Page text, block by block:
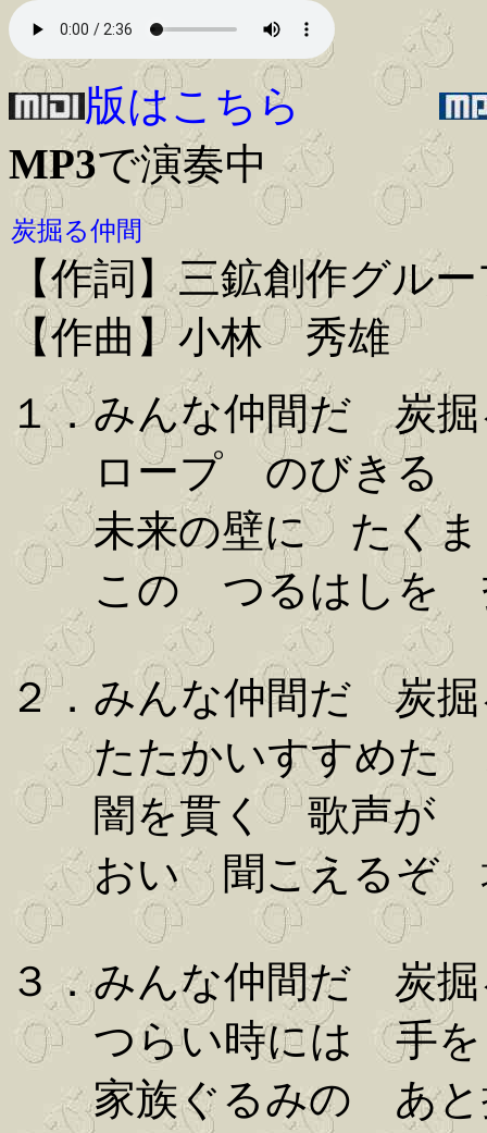
版はこちら
MP3で演奏中
炭掘る仲間
【作詞】三鉱創作グル
【作曲】小林 秀雄
１．みんな仲間だ 炭掘
ロープ のびきる
未来の壁に たくま
この つるはしを
２．みんな仲間だ 炭掘
たたかいすすめた
闇を貫く 歌声が
おい 聞こえるぞ
３．みんな仲間だ 炭掘
つらい時には 手を
家族ぐるみの あと